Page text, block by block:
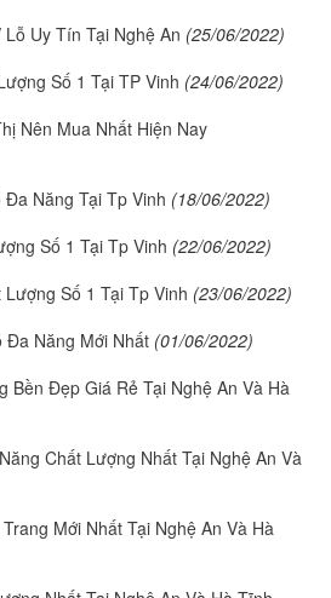
Uy Tín Tại Nghệ An (25/06/2022)
Số 1 Tại TP Vinh (24/06/2022)
Nên Mua Nhất Hiện Nay
Năng Tại Tp Vinh (18/06/2022)
Số 1 Tại Tp Vinh (22/06/2022)
Số 1 Tại Tp Vinh (23/06/2022)
Đa Năng Mới Nhất (01/06/2022)
Bền Đẹp Giá Rẻ Tại Nghệ An Và Hà
Chất Lượng Nhất Tại Nghệ An Và
Mới Nhất Tại Nghệ An Và Hà